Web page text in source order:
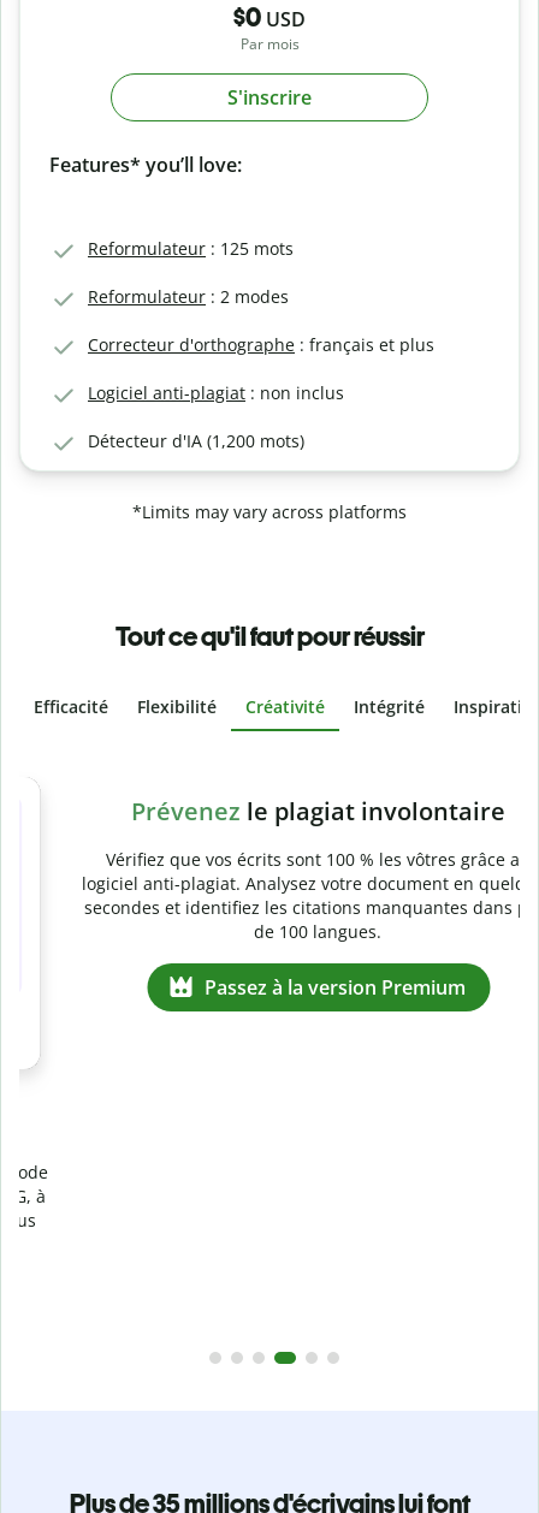
$0 USD
Par mois
S'inscrire
Features* you’ll love:
Reformulateur : 125 mots
Reformulateur : 2 modes
Correcteur d'orthographe : français et plus
Logiciel anti-plagiat : non inclus
Détecteur d'IA (1,200 mots)
*Limits may vary across platforms
Tout ce qu'il faut pour réussir
Efficacité Flexibilité Créativité Intégrité
Slide 4 of 6
logiciel anti-plagiat. Analysez votre document en quelques
Plus de 35 millions d'écrivains lui font